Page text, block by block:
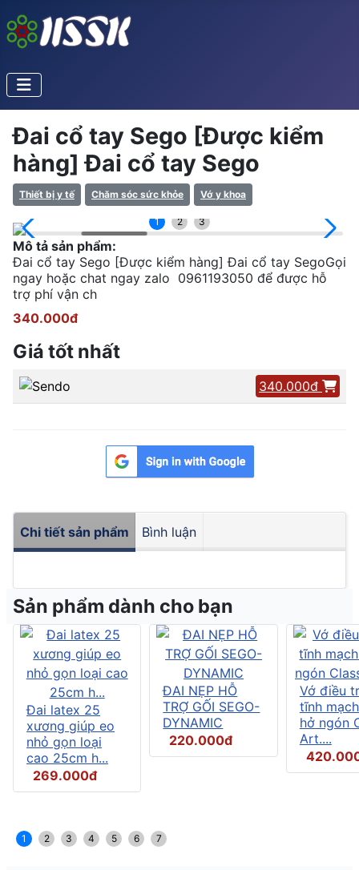
Đai cổ tay Sego [Được kiểm
hàng] Đai cổ tay Sego
Thiết bị y tế Chăm sóc sức khỏe Vớ y khoa
1 2 3
Mô tả sản phẩm:
Đai cổ tay Sego [Được kiểm hàng] Đai cổ tay SegoGọi
ngay hoặc chat ngay zalo 0961193050 để được hỗ
trợ phí vận ch
340.000đ
Giá tốt nhất
340.000đ
Chi tiết sản phẩm Bình luận
Sản phẩm dành cho bạn
Đai latex 25
xương giúp eo
nhỏ gọn loại
cao 25cm h...
269.000đ
ĐAI NẸP HỖ
TRỢ GỐI SEGO-
DYNAMIC
220.000đ
Vớ điều
tĩnh
hở ngón
Art....
1 2 3 4 5 6 7